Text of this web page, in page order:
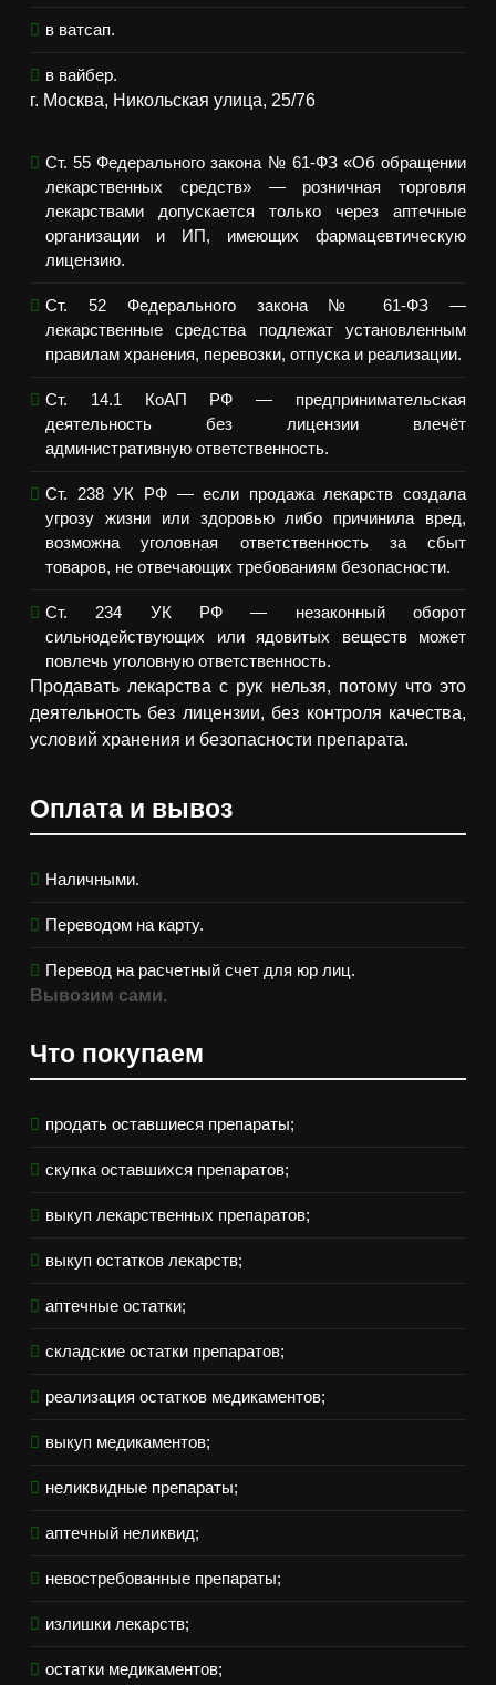
в ватсап.
в вайбер.
г. Москва, Никольская улица, 25/76
Ст. 55 Федерального закона № 61-ФЗ «Об обращении
лекарственных средств» — розничная торговля
лекарствами допускается только через аптечные
организации и ИП, имеющих фармацевтическую
лицензию.
Ст. 52 Федерального закона № 61-ФЗ —
лекарственные средства подлежат установленным
правилам хранения, перевозки, отпуска и реализации.
Ст. 14.1 КоАП РФ — предпринимательская
деятельность без лицензии влечёт
административную ответственность.
Ст. 238 УК РФ — если продажа лекарств создала
угрозу жизни или здоровью либо причинила вред,
возможна уголовная ответственность за сбыт
товаров, не отвечающих требованиям безопасности.
Ст. 234 УК РФ — незаконный оборот
сильнодействующих или ядовитых веществ может
повлечь уголовную ответственность.
Продавать лекарства с рук нельзя, потому что это
деятельность без лицензии, без контроля качества,
условий хранения и безопасности препарата.
Оплата и вывоз
Наличными.
Переводом на карту.
Перевод на расчетный счет для юр лиц.
Вывозим сами.
Что покупаем
продать оставшиеся препараты;
скупка оставшихся препаратов;
выкуп лекарственных препаратов;
выкуп остатков лекарств;
аптечные остатки;
складские остатки препаратов;
реализация остатков медикаментов;
выкуп медикаментов;
неликвидные препараты;
аптечный неликвид;
невостребованные препараты;
излишки лекарств;
остатки медикаментов;